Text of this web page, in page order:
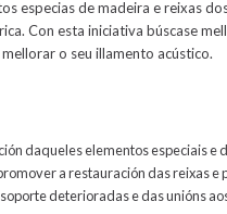
especias demadeira e reixas
Con esta iniciativa búscase
o seu illamento acústico.
daqueles elementos especiais e
a restauración das reixas e
deterioradas e das unións